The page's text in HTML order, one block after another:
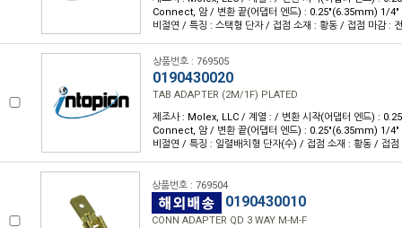
Connect, 암 / 변환 끝(어댑터 엔드) : 0.25"(6.35mm) 1/4"
비절연 / 특징 : 스택형 단자 / 접점 소재 : 황동 / 접점 마감 :
상품번호 : 769505
0190430020
TAB ADAPTER (2M/1F) PLATED
제조사 : Molex, LLC / 계열 : / 변환 시작(어댑터 엔드) :
Connect, 암 / 변환 끝(어댑터 엔드) : 0.25"(6.35mm) 1/4"
비절연 / 특징 : 일렬배치형 단자(수) / 접점 소재 : 황동 / 접
상품번호 : 769504
0190430010
CONN ADAPTER QD 3 WAY M-M-F